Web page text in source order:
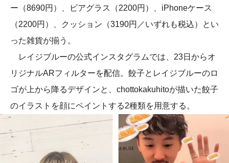
ー（8690円）、ビアグラス（2200円）、iPhoneケース
（2200円）、クッション（3190円／いずれも税込）とい
った雑貨が揃う。
レイジブルーの公式インスタグラムでは、23日からオ
リジナルARフィルターを配信。餃子とレイジブルーのロ
ゴが上から降るデザインと、chottokakuhitoが描いた餃子
のイラストを顔にペイントする2種類を用意する。